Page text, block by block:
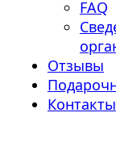
FAQ
Отзывы
Контакты